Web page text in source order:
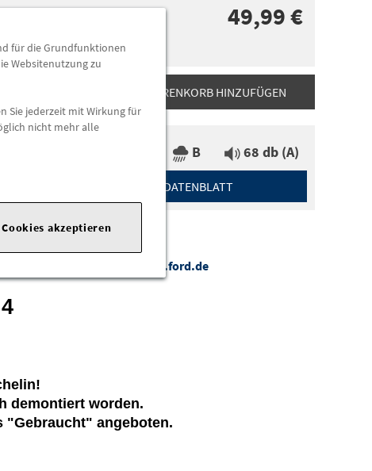
49,99 €
ZUM WARENKORB HINZUFÜGEN
B 68 db (A)
DATENBLATT
https://www.ford.de
demontiert worden.
"Gebraucht" angeboten.
für die Grundfunktionen
Websitenutzung zu
Sie jederzeit mit Wirkung für
nicht mehr alle
akzeptieren